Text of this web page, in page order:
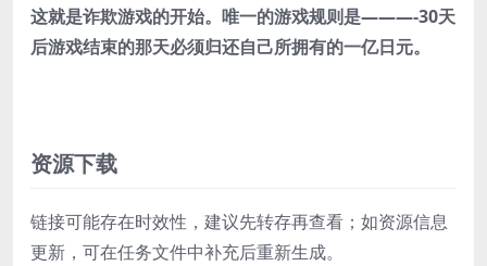
这就是诈欺游戏的开始。唯一的游戏规则是———-30天
后游戏结束的那天必须归还自己所拥有的一亿日元。
资源下载
链接可能存在时效性，建议先转存再查看；如资源信息
更新，可在任务文件中补充后重新生成。